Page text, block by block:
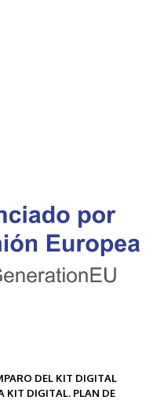
DEL KIT DIGITAL
KIT DIGITAL. PLAN DE